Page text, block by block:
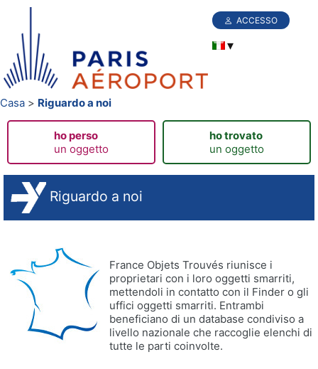
ACCESSO
Casa Riguardo a noi
ho perso
un oggetto
ho trovato
un oggetto
Riguardo a noi
France Objets Trouvés riunisce i
proprietari con i loro oggetti smarriti,
mettendoli in contatto con il Finder o gli
uffici oggetti smarriti. Entrambi
beneficiano di un database condiviso a
livello nazionale che raccoglie elenchi di
tutte le parti coinvolte.